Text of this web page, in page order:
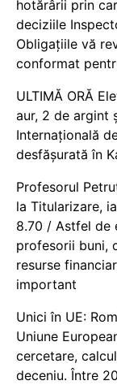
hotărârii prin
deciziile
Obligațiile vă
conformat
ULTIMĂ ORĂ
aur, 2 de argint
Internațională
desfășurată în
Profesorul
la Titularizare,
8.70 / Astfel de
profesorii buni,
resurse
important
Unici în UE:
Uniune
cercetare,
deceniu. Între